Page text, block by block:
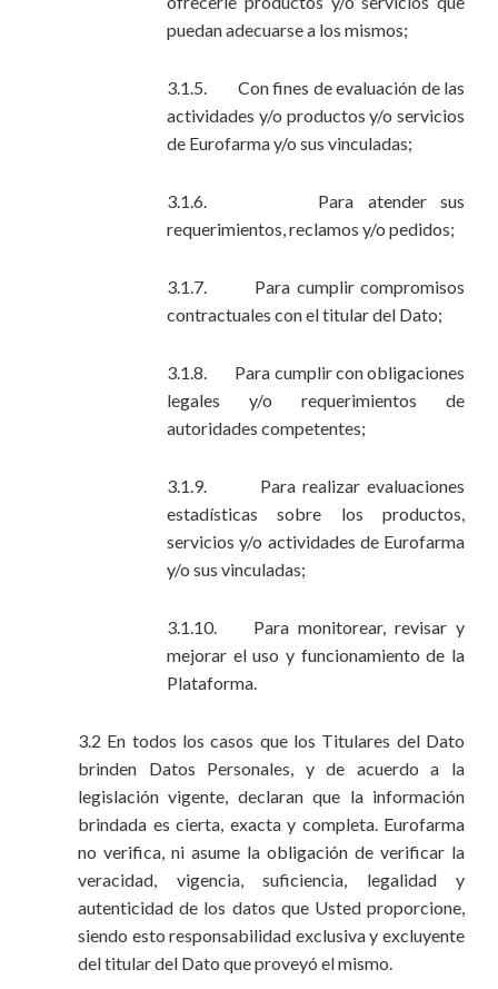
puedan adecuarse a los mismos;
3.1.5. Con fines de evaluación de las
actividades y/o productos y/o servicios
de Eurofarma y/o sus vinculadas;
3.1.6. Para atender sus
requerimientos, reclamos y/o pedidos;
3.1.7. Para cumplir compromisos
contractuales con el titular del Dato;
3.1.8. Para cumplir con obligaciones
legales y/o requerimientos de
autoridades competentes;
3.1.9. Para realizar evaluaciones
estadísticas sobre los productos,
servicios y/o actividades de Eurofarma
y/o sus vinculadas;
3.1.10. Para monitorear, revisar y
mejorar el uso y funcionamiento de la
Plataforma.
3.2 En todos los casos que los Titulares del Dato
brinden Datos Personales, y de acuerdo a la
legislación vigente, declaran que la información
brindada es cierta, exacta y completa. Eurofarma
no verifica, ni asume la obligación de verificar la
veracidad, vigencia, suficiencia, legalidad y
autenticidad de los datos que Usted proporcione,
siendo esto responsabilidad exclusiva y excluyente
del titular del Dato que proveyó el mismo.